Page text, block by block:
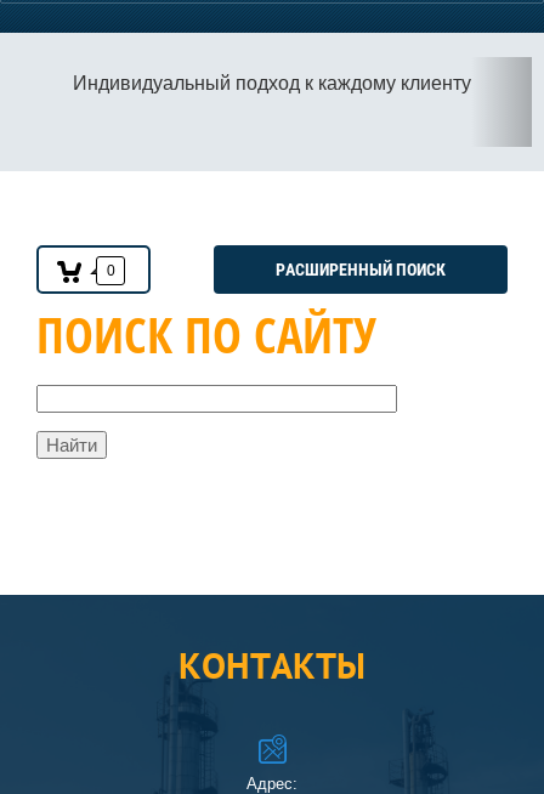
Индивидуальный подход к каждому клиенту
0 РАСШИРЕННЫЙ ПОИСК
ПОИСК ПО САЙТУ
КОНТАКТЫ
Адрес: